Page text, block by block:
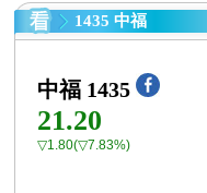
1435 中福
中福 1435
21.20
▽1.80(▽7.83%)